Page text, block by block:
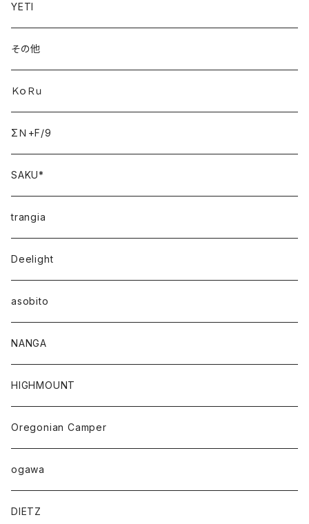
YETI
その他
ＫｏＲｕ
ΣＮ+F/9
SAKU*
trangia
Deelight
asobito
NANGA
HIGHMOUNT
Oregonian Camper
ogawa
DIETZ